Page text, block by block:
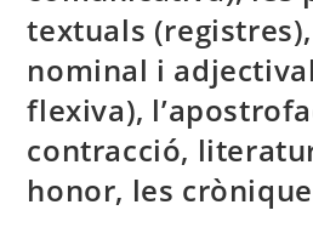
textuals
nominal i
flexiva),
contracció,
honor, les